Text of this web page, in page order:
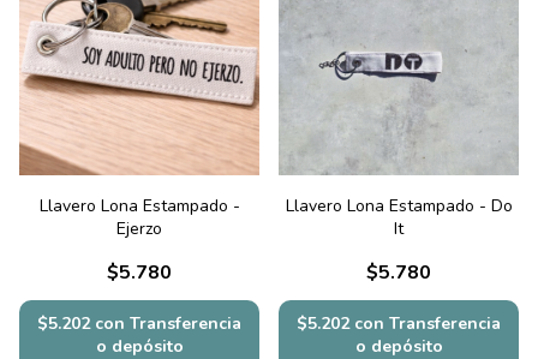
Llavero Lona Estampado -
Ejerzo
$5.780
$5.202 con Transferencia
o depósito
Llavero Lona Estampado - Do
It
$5.780
$5.202 con Transferencia
o depósito